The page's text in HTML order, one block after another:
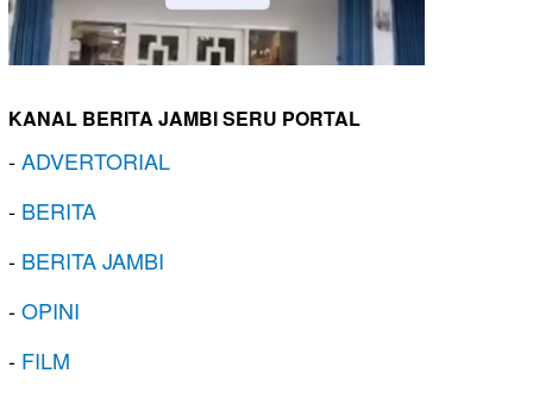
KANAL BERITA JAMBI SERU PORTAL
-ADVERTORIAL
- BERITA
- BERITA JAMBI
-OPINI
- FILM